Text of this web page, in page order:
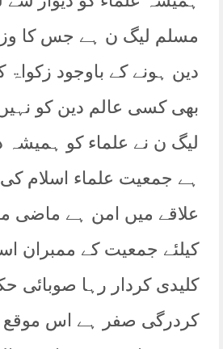
مسلم لیگ ن ہے جس کا
دین ہونے کے باوجود
بھی کسی عالم دین کو نہیں
لیگ ن نے علماء کو ہمیشہ
ہے جمعیت علماء اسلام
علاقے میں امن ہے ماضی
کیلئے جمعیت کے ممبران
کلیدی کردار رہا صوبائی
کردرگی صفر ہے اس موقع